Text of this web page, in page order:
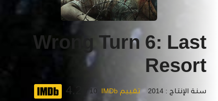
Wrong Turn 6: Last
Resort
سنة الإنتاج : 2014 تقييم IMDb 10 /
4.2